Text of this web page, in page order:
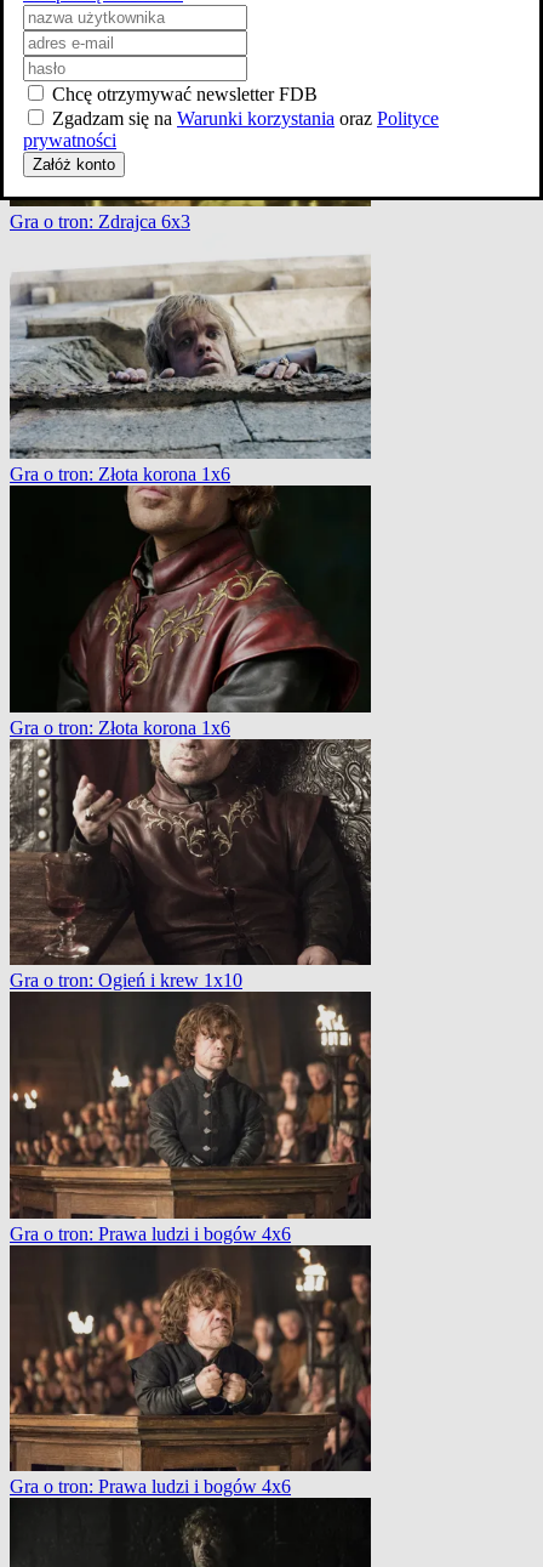
Gra o tron: Zdrajca 6x3
Gra o tron: Złota korona 1x6
Gra o tron: Złota korona 1x6
Gra o tron: Ogień i krew 1x10
Gra o tron: Prawa ludzi i bogów 4x6
Gra o tron: Prawa ludzi i bogów 4x6
Chcę otrzymywać newsletter FDB
Zgadzam się na Warunki korzystania oraz Polityce
prywatności
Załóż konto